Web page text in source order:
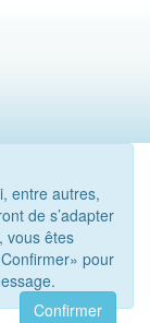
entre autres,
de s’adapter
vous êtes
pour
Confirmer